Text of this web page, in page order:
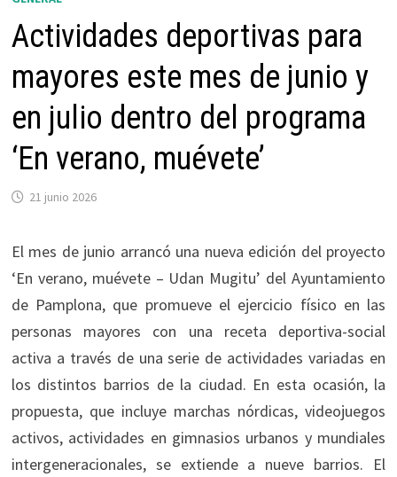
Actividades deportivas para
mayores este mes de junio y
en julio dentro del programa
‘En verano, muévete’
21 junio 2026
El mes de junio arrancó una nueva edición del proyecto
‘En verano, muévete – Udan Mugitu’ del Ayuntamiento
de Pamplona, que promueve el ejercicio físico en las
personas mayores con una receta deportiva-social
activa a través de una serie de actividades variadas en
los distintos barrios de la ciudad. En esta ocasión, la
propuesta, que incluye marchas nórdicas, videojuegos
activos, actividades en gimnasios urbanos y mundiales
intergeneracionales, se extiende a nueve barrios. El